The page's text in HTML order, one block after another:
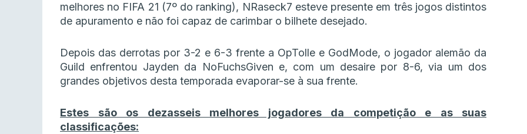
melhores no FIFA 21 (7º do ranking), NRaseck7 esteve presente em três jogos distintos
de apuramento e não foi capaz de carimbar o bilhete desejado.
Depois das derrotas por 3-2 e 6-3 frente a OpTolle e GodMode, o jogador alemão da
Guild enfrentou Jayden da NoFuchsGiven e, com um desaire por 8-6, via um dos
grandes objetivos desta temporada evaporar-se à sua frente.
Estes são os dezasseis melhores jogadores da competição e as suas
classificações: